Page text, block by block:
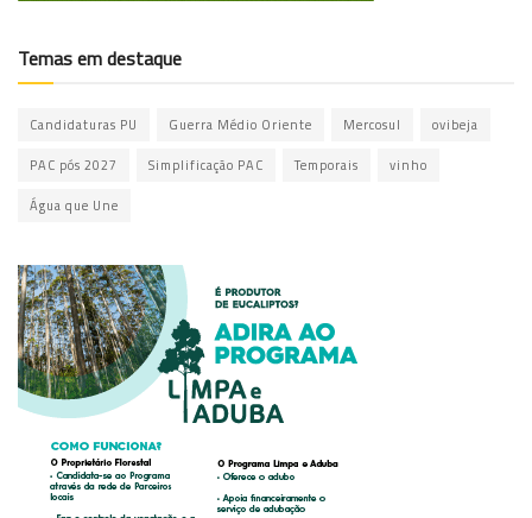
Temas em destaque
Candidaturas PU Guerra Médio Oriente Mercosul ovibeja
PAC pós 2027 Simplificação PAC Temporais vinho
Água que Une